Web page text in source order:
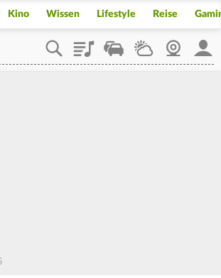
Kino Wissen Lifestyle Reise
PlaylistStaupilotWetterWebcam